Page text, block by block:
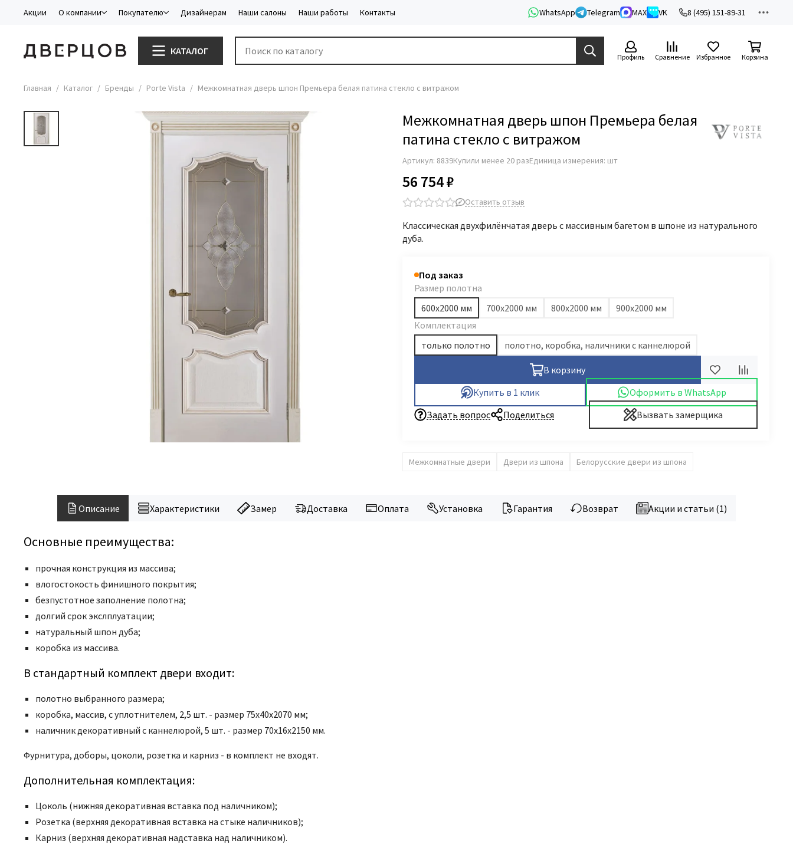
Акции О компании Покупателю Дизайнерам Наши салоны Наши работы Контакты WhatsApp Telegram MAX VK 8 (495) 151-89-31
КАТАЛОГ
Профиль Сравнение Избранное Корзина
Главная Каталог Бренды Porte Vista Межкомнатная дверь шпон Премьера белая патина стекло с витражом
Межкомнатная дверь шпон Премьера белая
патина стекло с витражом
Артикул: 8839Купили менее 20 разЕдиница измерения: шт
56 754 ₽
Оставить отзыв
Классическая двухфилёнчатая дверь с массивным багетом в шпоне из натурального
дуба.
Под заказ
Размер полотна
600х2000 мм
700х2000 мм 800х2000 мм
900х2000 мм
Комплектация
только полотно
полотно, коробка, наличники с каннелюрой
В корзину
Купить в 1 клик
Оформить в WhatsApp
Вызвать замерщика
Задать вопрос Поделиться
Межкомнатные двери Двери из шпона Белорусские двери из шпона
Описание Характеристики Замер Доставка Оплата Установка Гарантия Возврат Акции и статьи (1)
Основные преимущества:
прочная конструкция из массива;
влогостокость финишного покрытия;
безпустотное заполнение полотна;
долгий срок экслплуатации;
натуральный шпон дуба;
коробка из массива.
В стандартный комплект двери входит:
полотно выбранного размера;
коробка, массив, с уплотнителем, 2,5 шт. - размер 75x40x2070 мм;
наличник декоративный с каннелюрой, 5 шт. - размер 70x16x2150 мм.
Фурнитура, доборы, цоколи, розетка и карниз - в комплект не входят.
Дополнительная комплектация:
Цоколь (нижняя декоративная вставка под наличником);
Розетка (верхняя декоративная вставка на стыке наличников);
Карниз (верхняя декоративная надставка над наличником).